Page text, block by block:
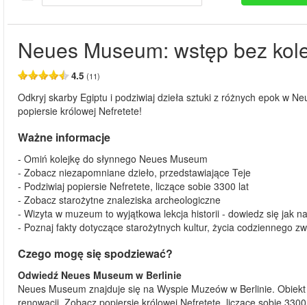
Neues Museum: wstęp bez
4.5 (11)
Odkryj skarby Egiptu i podziwiaj dzieła sztuki z różnych epok w
popiersie królowej Nefretete!
Ważne informacje
- Omiń kolejkę do słynnego Neues Museum
- Zobacz niezapomniane dzieło, przedstawiające Teje
- Podziwiaj popiersie Nefretete, liczące sobie 3300 lat
- Zobacz starożytne znaleziska archeologiczne
- Wizyta w muzeum to wyjątkowa lekcja historii - dowiedz się jak
- Poznaj fakty dotyczące starożytnych kultur, życia codziennego
Czego mogę się spodziewać?
Odwiedź Neues Museum w Berlinie
Neues Museum znajduje się na Wyspie Muzeów w Berlinie.
renowacji. Zobacz popiersie królowej Nefretete, liczące sobie